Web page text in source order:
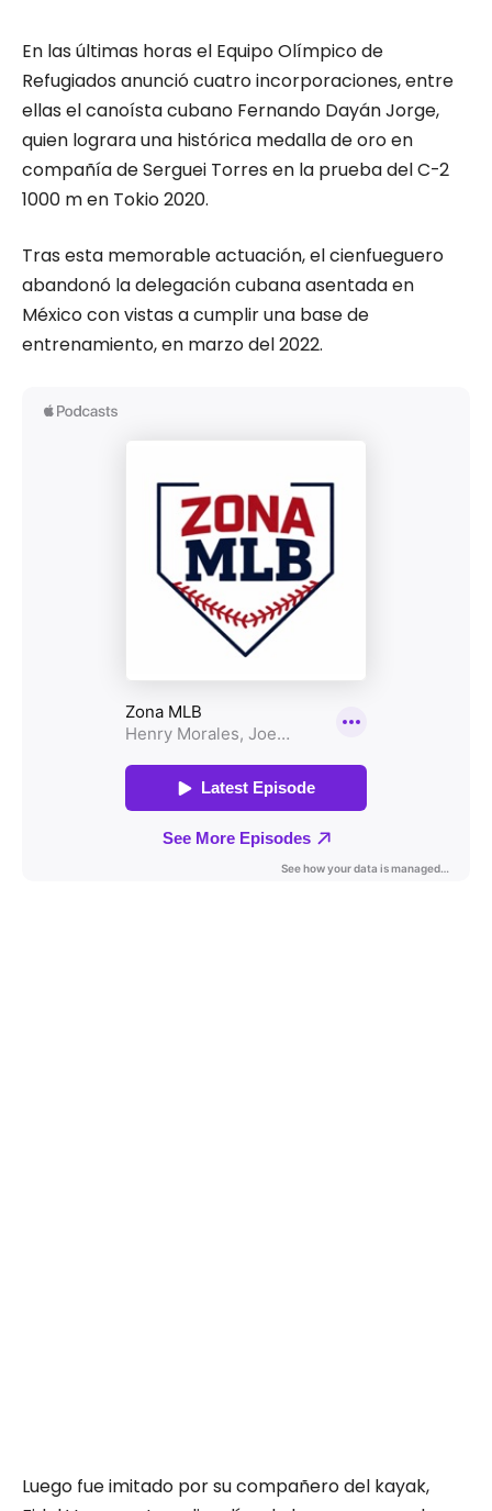
En las últimas horas el Equipo Olímpico de
Refugiados anunció cuatro incorporaciones, entre
ellas el canoísta cubano Fernando Dayán Jorge,
quien lograra una histórica medalla de oro en
compañía de Serguei Torres en la prueba del C-2
1000 m en Tokio 2020.
Tras esta memorable actuación, el cienfueguero
abandonó la delegación cubana asentada en
México con vistas a cumplir una base de
entrenamiento, en marzo del 2022.
Luego fue imitado por su compañero del kayak,